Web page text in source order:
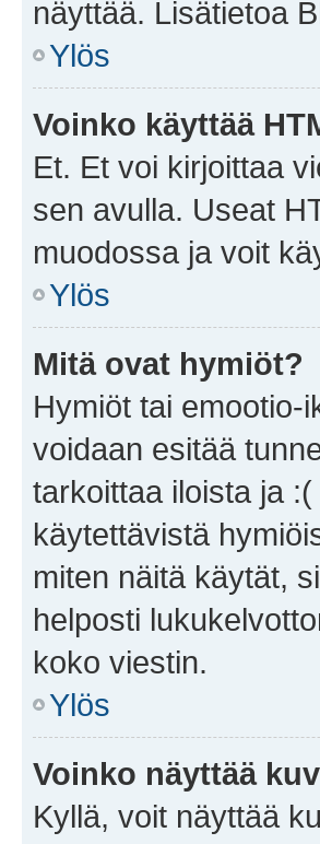
näyttää. Lisätietoa
Ylös
Voinko käyttää
Et. Et voi kirjoittaa
sen avulla. Useat
muodossa ja voit
Ylös
Mitä ovat hymiöt?
Hymiöt tai emootio-
voidaan esitää
tarkoittaa iloista ja
käytettävistä
miten näitä käytät,
helposti
koko viestin.
Ylös
Voinko näyttää
Kyllä, voit näyttää